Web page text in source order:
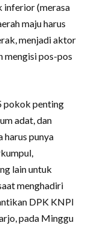
inferior (merasa
maju harus
menjadi aktor
mengisi pos-pos
pokok penting
adat, dan
harus punya
lain untuk
menghadiri
DPK KNPI
pada Minggu